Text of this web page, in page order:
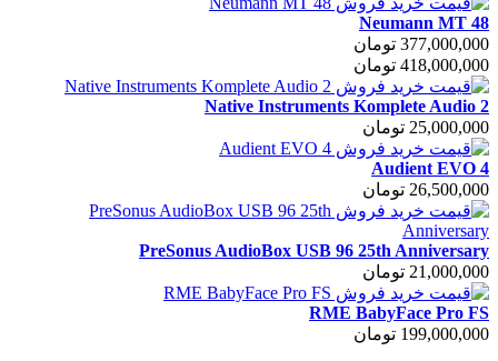
Neumann MT 48
377,000,000 تومان
418,000,000 تومان
Native Instruments Komplete Audio 2
25,000,000 تومان
Audient EVO 4
26,500,000 تومان
PreSonus AudioBox USB 96 25th Anniversary
21,000,000 تومان
RME BabyFace Pro FS
199,000,000 تومان